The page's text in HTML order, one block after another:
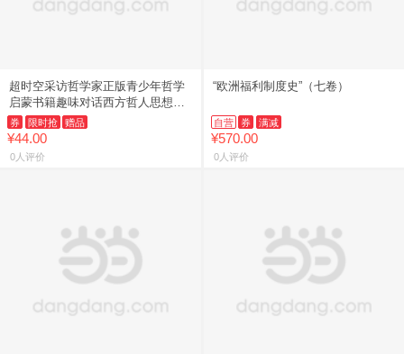
超时空采访哲学家正版青少年哲学
启蒙书籍趣味对话西方哲人思想精
华人生智慧启迪思维成长中小学生
课外**哲学入门科普畅销书
券 限时抢 赠品
¥44.00
0人评价
“欧洲福利制度史”（七卷）
自营 券 满减
¥570.00
0人评价